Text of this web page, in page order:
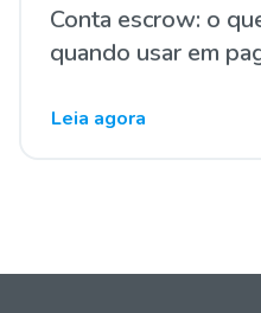
Conta escrow: o
quando usar em
Leia agora